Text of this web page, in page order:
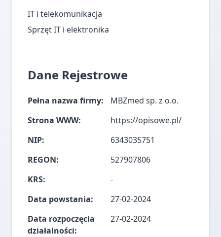
IT i telekomunikacja
Sprzęt IT i elektronika
Dane Rejestrowe
Pełna nazwa firmy:
MBZmed sp. z o.o.
Strona WWW:
https://opisowe.pl/
NIP:
6343035751
REGON:
527907806
KRS:
-
Data powstania:
27-02-2024
Data rozpoczęcia
działalności:
27-02-2024